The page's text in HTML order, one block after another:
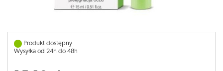
Produkt dostępny
Wysyłka od 24h do 48h